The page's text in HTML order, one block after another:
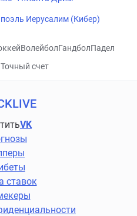
Иерусалим (Кибер)
ВолейболГандболПадел
Точный счет
VK
ставок